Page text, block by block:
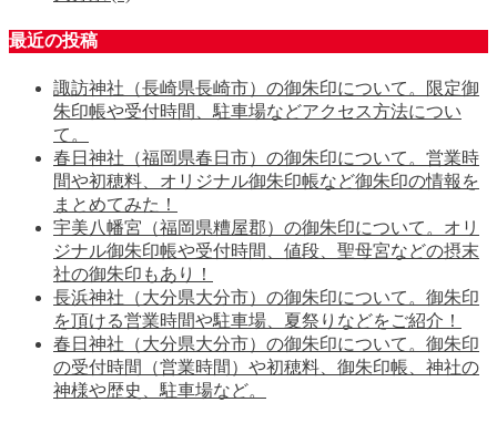
最近の投稿
諏訪神社（長崎県長崎市）の御朱印について。限定御
朱印帳や受付時間、駐車場などアクセス方法につい
て。
春日神社（福岡県春日市）の御朱印について。営業時
間や初穂料、オリジナル御朱印帳など御朱印の情報を
まとめてみた！
宇美八幡宮（福岡県糟屋郡）の御朱印について。オリ
ジナル御朱印帳や受付時間、値段、聖母宮などの摂末
社の御朱印もあり！
長浜神社（大分県大分市）の御朱印について。御朱印
を頂ける営業時間や駐車場、夏祭りなどをご紹介！
春日神社（大分県大分市）の御朱印について。御朱印
の受付時間（営業時間）や初穂料、御朱印帳、神社の
神様や歴史、駐車場など。